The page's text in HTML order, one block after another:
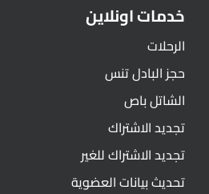
خدمات اونلاين
الرحلات
حجز البادل تنس
الشاتل باص
تجديد الاشتراك
تجديد الاشتراك للغير
تحديث بيانات العضوية